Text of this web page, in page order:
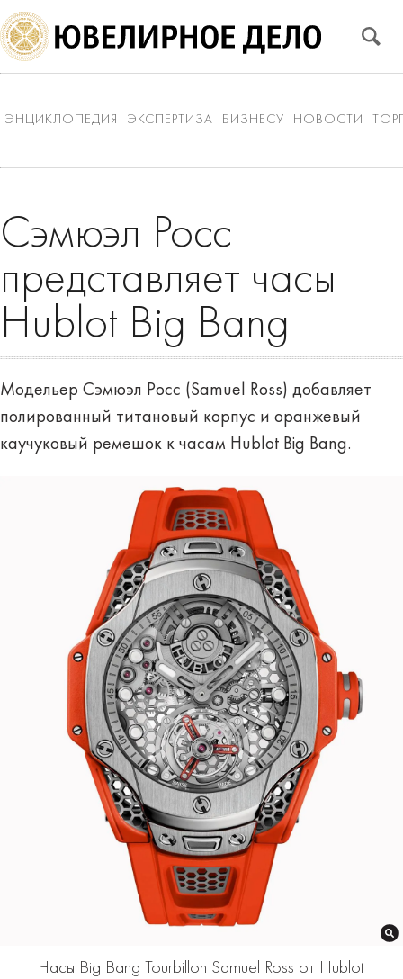
ЭНЦИКЛОПЕДИЯ ЭКСПЕРТИЗА БИЗНЕСУ НОВОСТИ
Сэмюэл Росс
представляет часы
Hublot Big Bang
Модельер Сэмюэл Росс (Samuel Ross) добавляет
полированный титановый корпус и оранжевый
каучуковый ремешок к часам Hublot Big Bang.
Часы Big Bang Tourbillon Samuel Ross от Hublot